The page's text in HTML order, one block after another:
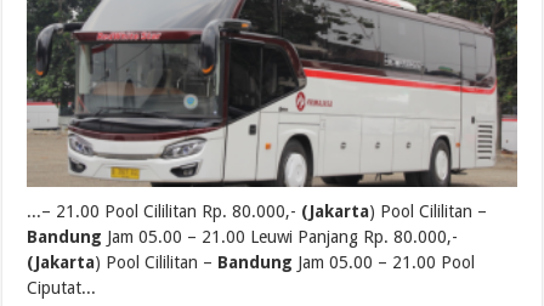
...– 21.00 Pool Cililitan Rp. 80.000,- (Jakarta) Pool Cililitan –
Bandung Jam 05.00 – 21.00 Leuwi Panjang Rp. 80.000,-
(Jakarta) Pool Cililitan – Bandung Jam 05.00 – 21.00 Pool
Ciputat...